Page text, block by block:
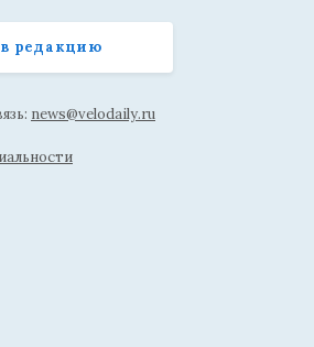
редакцию
news@velodaily.ru